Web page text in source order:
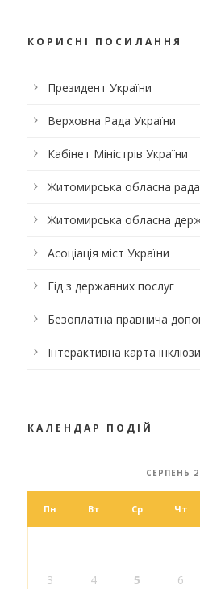
КОРИСНІ ПОСИЛАННЯ
Президент України
Верховна Рада України
Кабінет Міністрів України
Житомирська обласна рада
Житомирська обласна
Асоціація міст України
Гід з державних послуг
Безоплатна правнича
Інтерактивна карта
КАЛЕНДАР ПОДІЙ
СЕРПЕНЬ
Пн Вт Ср Чт
3 4 5 6